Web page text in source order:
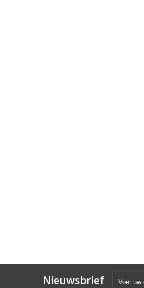
Nieuwsbrief